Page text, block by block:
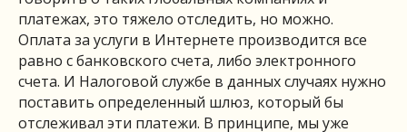
платежах, это тяжело отследить, но можно.
Оплата за услуги в Интернете производится все
равно с банковского счета, либо электронного
счета. И Налоговой службе в данных случаях нужно
поставить определенный шлюз, который бы
отслеживал эти платежи. В принципе, мы уже